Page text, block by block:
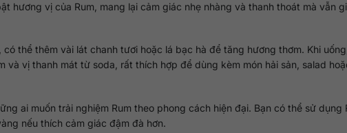
hương vị của Rum, mang lại cảm giác nhẹ nhàng và thanh thoát mà vẫn
thể thêm vài lát chanh tươi hoặc lá bạc hà để tăng hương thơm. Khi
và vị thanh mát từ soda, rất thích hợp để dùng kèm món hải sản, salad
ai muốn trải nghiệm Rum theo phong cách hiện đại. Bạn có thể sử dụng
nếu thích cảm giác đậm đà hơn.